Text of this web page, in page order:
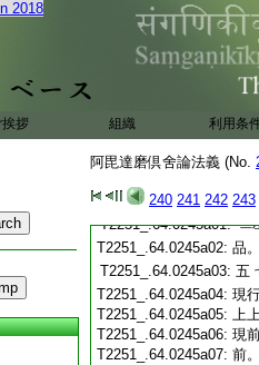
2018
挨拶 組織 利用条
阿毘達磨倶舍論法義 (No.
240 241 242 243
T2251_.64.0244c20:同
T2251_.64.0244c21: 言
T2251_.64.0244c22:定
スレ
T2251_.64.0244c25:彼雖
T2251_.64.0244c26:無
T2251_.64.0244c27:準
T2251_.64.0244c29: 光
T2251_.64.0245a01:
二
T2251_.64.0245a02: 品
T2251_.64.0245a03: 五
T2251_.64.0245a04: 現
T2251_.64.0245a05: 上
T2251_.64.0245a06: 現
T2251_.64.0245a07: 前